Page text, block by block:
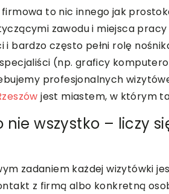
to nic innego jak
zawodu i miejsca
i bardzo często pełni rolę
(np. graficy
profesjonalnych
jest miastem, w którym
nie wszystko – liczy
zadaniem każdej wizytówki
z firmą albo konkretną